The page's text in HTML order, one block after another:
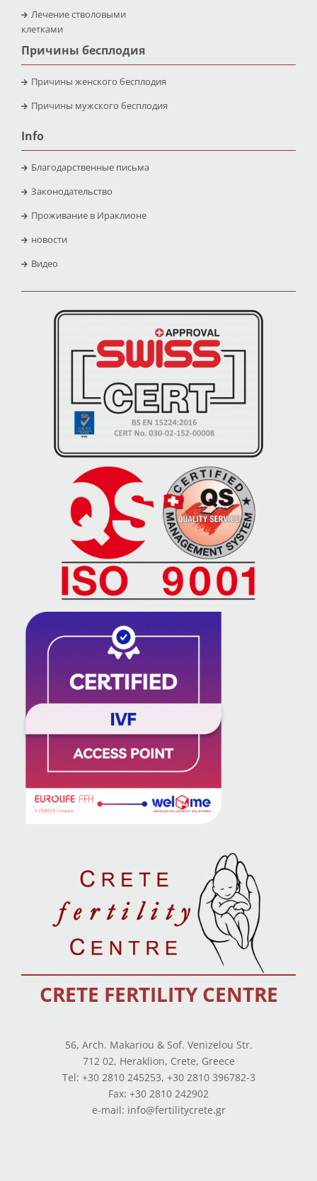
Лечение стволовыми
клетками
Причины бесплодия
Причины женского бесплодия
Причины мужского бесплодия
Info
Благодарственные письма
Законодательство
Проживание в Ираклионе
новости
Видео
CRETE FERTILITY CENTRE
56, Arch. Makariou & Sof. Venizelou Str.
712 02, Heraklion, Crete, Greece
Tel: +30 2810 245253, +30 2810 396782-3
Fax: +30 2810 242902
e-mail: info@fertilitycrete.gr